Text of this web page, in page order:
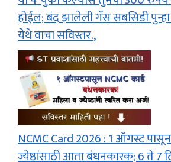
होईल; बंद झालेली गॅस सबसिडी
येथे वाचा सविस्तर.,
NCMC Card 2026 : 1 ऑगस्ट
ज्येष्ठांसाठी आता बंधनकारक; 6 ते 7